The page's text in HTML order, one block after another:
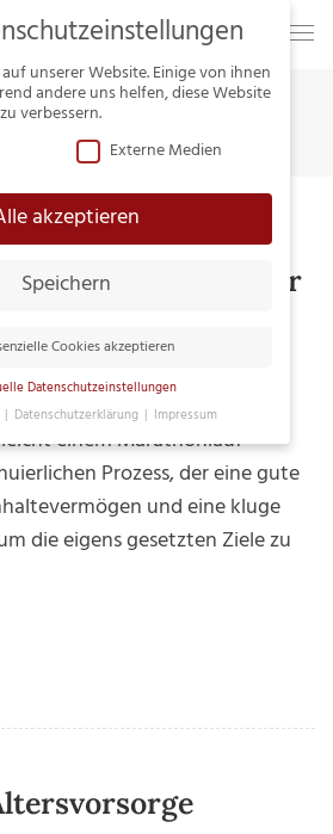
Tag:Rürup-Rente
– Im Marathon Zur
Kommentare deaktiviert
–
einem Marathonlauf –
Prozess, der eine gute
und eine kluge
die eigens gesetzten Ziele zu
unserer Website. Einige von ihnen
andere uns helfen, diese Website
verbessern.
Externe Medien
akzeptieren
Speichern
Cookies akzeptieren
Datenschutzeinstellungen
Datenschutzerklärung Impressum
Sie eine Übersicht über alle
Cookies. Sie können Ihre
zu ganzen Kategorien geben oder
Informationen anzeigen lassen und
Informationen anzeigen